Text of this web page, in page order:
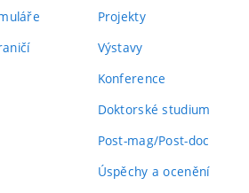
Projekty
Výstavy
Konference
Doktorské studium
Post-mag/Post-doc
Úspěchy a ocenění